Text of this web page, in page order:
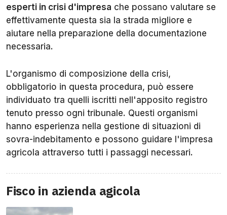
esperti in crisi d'impresa che possano valutare se
effettivamente questa sia la strada migliore e
aiutare nella preparazione della documentazione
necessaria.
L'organismo di composizione della crisi,
obbligatorio in questa procedura, può essere
individuato tra quelli iscritti nell'apposito registro
tenuto presso ogni tribunale. Questi organismi
hanno esperienza nella gestione di situazioni di
sovra-indebitamento e possono guidare l'impresa
agricola attraverso tutti i passaggi necessari.
Fisco in azienda agicola